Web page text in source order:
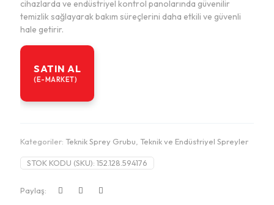
cihazlarda ve endüstriyel kontrol panolarında güvenilir
temizlik sağlayarak bakım süreçlerini daha etkili ve güvenli
hale getirir.
SATIN AL
(E-MARKET)
Kategoriler: Teknik Sprey Grubu Teknik ve Endüstriyel Spreyler
STOK KODU (SKU): 152.128.594176
Paylaş: